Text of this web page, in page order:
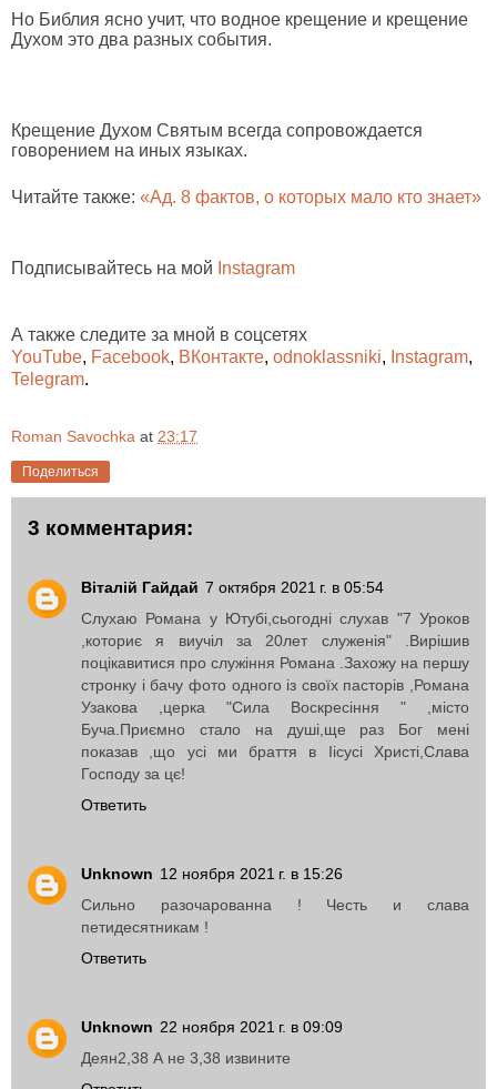
Но Библия ясно учит, что водное крещение и крещение
Духом это два разных события.
Крещение Духом Святым всегда сопровождается
говорением на иных языках.
Читайте также: «Ад. 8 фактов, о которых мало кто знает»
Подписывайтесь на мой Instagram
А также следите за мной в соцсетях
YouTube, Facebook, ВКонтакте, odnoklassniki, Instagram,
Telegram.
Roman Savochka at 23:17
Поделиться
3 комментария:
Віталій Гайдай 7 октября 2021 г. в 05:54
Слухаю Романа у Ютубі,сьогодні слухав "7 Уроков
,коториє я виучіл за 20лет служенія" .Вирішив
поцікавитися про служіння Романа .Захожу на першу
стронку і бачу фото одного із своїх пасторів ,Романа
Узакова ,церка "Сила Воскресіння " ,місто
Буча.Приємно стало на душі,ще раз Бог мені
показав ,що усі ми браття в Іісусі Христі,Слава
Господу за цє!
Ответить
Unknown 12 ноября 2021 г. в 15:26
Сильно разочарованна ! Честь и слава
петидесятникам !
Ответить
Unknown 22 ноября 2021 г. в 09:09
Деян2,38 А не 3,38 извините